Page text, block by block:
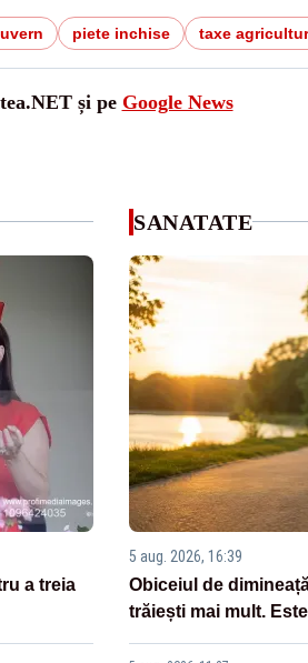
piete inchise taxe
și pe Google News
a treia
SANATATE
5 aug. 2026, 16:39
Obiceiul de
trăiești mai mult.